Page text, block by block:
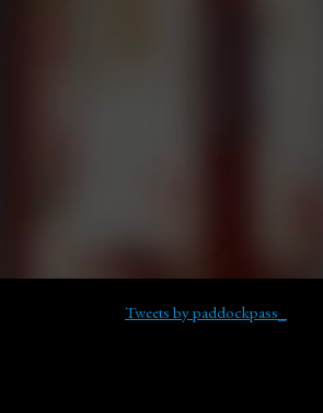
Tweets by paddockpass_